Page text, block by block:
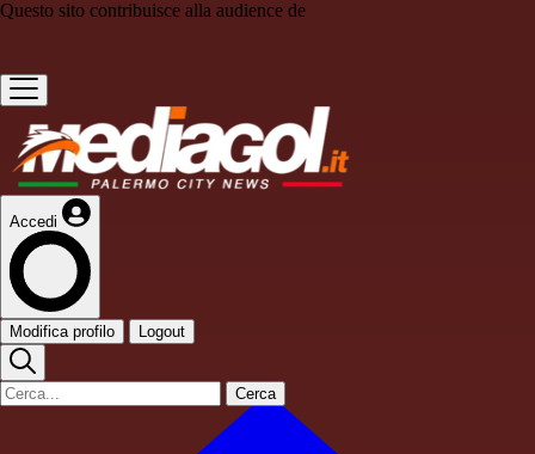
Questo sito contribuisce alla audience de
Accedi
Modifica profilo Logout
Cerca